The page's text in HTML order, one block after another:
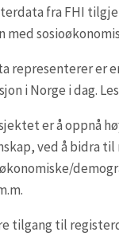
fra FHI
med
representerer er
i Norge i dag.
er å oppnå
ved å bidra
tilgang til